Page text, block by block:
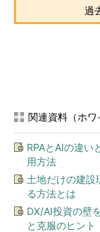
過
関連資料（ホワ
RPAとAIの違い
用方法
土地だけの建設
る方法とは
DX/AI投資の壁
と克服のヒント